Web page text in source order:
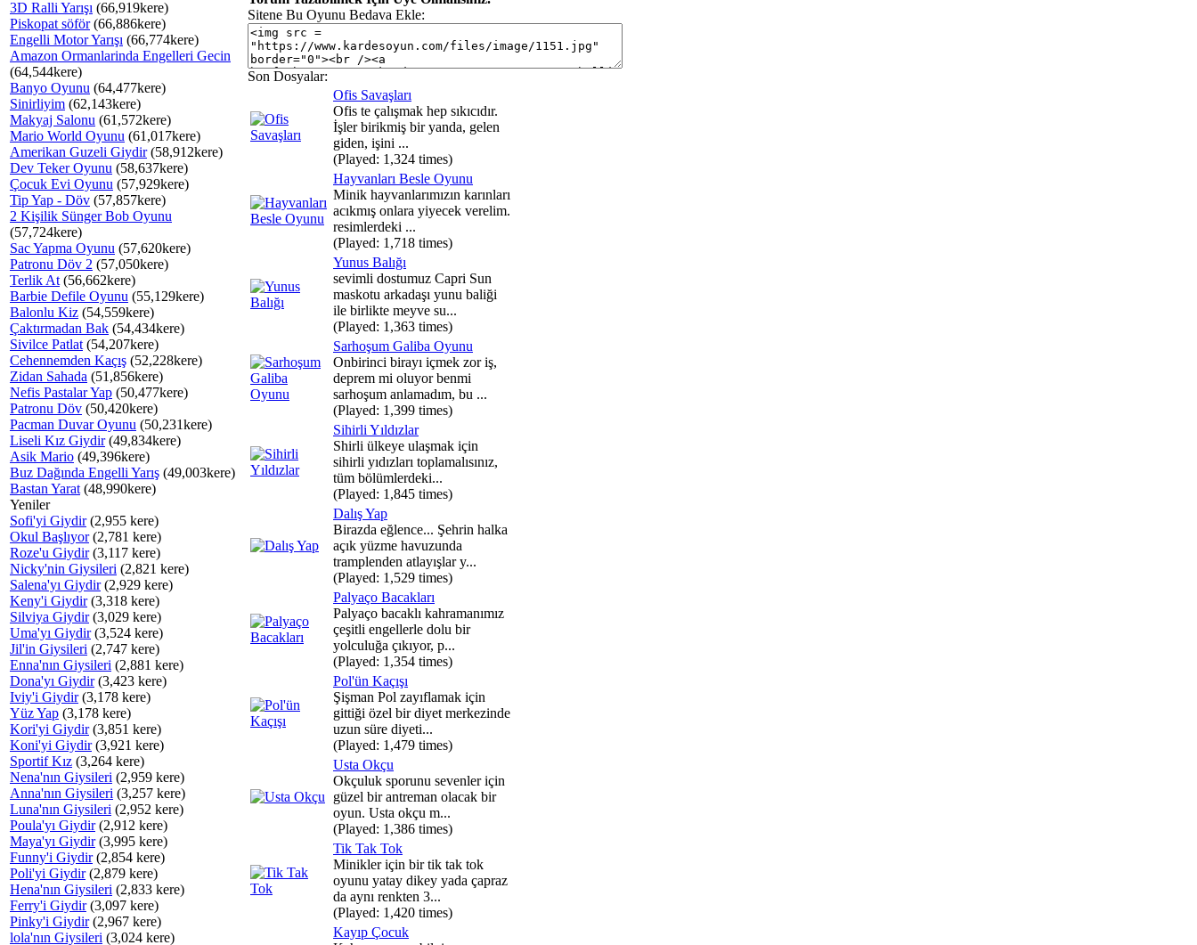
3D Ralli Yarışı (66,919kere)
Piskopat söför(66,886kere)
Engelli Motor Yarışı (66,774kere)
Amazon Ormanlarinda Engelleri Gecin
(64,544kere)
Banyo Oyunu (64,477kere)
Sinirliyim (62,143kere)
Makyaj Salonu (61,572kere)
Mario World Oyunu (61,017kere)
Amerikan Guzeli Giydir(58,912kere)
Dev Teker Oyunu (58,637kere)
Çocuk Evi Oyunu (57,929kere)
Tip Yap - Döv (57,857kere)
2 Kişilik Sünger Bob Oyunu
(57,724kere)
Sac Yapma Oyunu (57,620kere)
Patronu Döv 2 (57,050kere)
Terlik At (56,662kere)
Barbie Defile Oyunu (55,129kere)
Balonlu Kiz (54,559kere)
Çaktırmadan Bak (54,434kere)
Sivilce Patlat (54,207kere)
Cehennemden Kaçış (52,228kere)
Zidan Sahada (51,856kere)
Nefis Pastalar Yap (50,477kere)
Patronu Döv (50,420kere)
Pacman Duvar Oyunu (50,231kere)
Liseli Kız Giydir(49,834kere)
Asik Mario (49,396kere)
Buz Dağında Engelli Yarış (49,003kere)
Bastan Yarat (48,990kere)
Yeniler
Sofi'yi Giydir(2,955 kere)
Okul Başlıyor(2,781 kere)
Roze'u Giydir(3,117 kere)
Nicky'nin Giysileri (2,821 kere)
Salena'yı Giydir(2,929 kere)
Keny'i Giydir(3,318 kere)
Silviya Giydir(3,029 kere)
Uma'yı Giydir(3,524 kere)
Jil'in Giysileri (2,747 kere)
Enna'nın Giysileri (2,881 kere)
Dona'yı Giydir(3,423 kere)
Iviy'i Giydir(3,178 kere)
Yüz Yap (3,178 kere)
Kori'yi Giydir(3,851 kere)
Koni'yi Giydir(3,921 kere)
Sportif Kız (3,264 kere)
Nena'nın Giysileri (2,959 kere)
Anna'nın Giysileri (3,257 kere)
Luna'nın Giysileri (2,952 kere)
Poula'yı Giydir(2,912 kere)
Maya'yı Giydir(3,995 kere)
Funny'i Giydir(2,854 kere)
Poli'yi Giydir(2,879 kere)
Hena'nın Giysileri (2,833 kere)
Ferry'i Giydir(3,097 kere)
Pinky'i Giydir(2,967 kere)
lola'nın Giysileri (3,024 kere)
Sitene Bu Oyunu Bedava Ekle:
Son Dosyalar:
Ofis Savaşları
Ofis te çalışmak hep sıkıcıdır.
İşler birikmiş bir yanda, gelen
giden, işini ...
(Played: 1,324 times)
Hayvanları Besle Oyunu
Minik hayvanlarımızın karınları
acıkmış onlara yiyecek verelim.
resimlerdeki ...
(Played: 1,718 times)
Yunus Balığı
sevimli dostumuz Capri Sun
maskotu arkadaşı yunu baliği
ile birlikte meyve su...
(Played: 1,363 times)
Sarhoşum Galiba Oyunu
Onbirinci birayı içmek zor iş,
deprem mi oluyor benmi
sarhoşum anlamadım, bu ...
(Played: 1,399 times)
Sihirli Yıldızlar
Shirli ülkeye ulaşmak için
sihirli yıdızları toplamalısınız,
tüm bölümlerdeki...
(Played: 1,845 times)
Dalış Yap
Birazda eğlence... Şehrin halka
açık yüzme havuzunda
tramplenden atlayışlar y...
(Played: 1,529 times)
Palyaço Bacakları
Palyaço bacaklı kahramanımız
çeşitli engellerle dolu bir
yolculuğa çıkıyor, p...
(Played: 1,354 times)
Pol'ün Kaçışı
Şişman Pol zayıflamak için
gittiği özel bir diyet merkezinde
uzun süre diyeti...
(Played: 1,479 times)
Usta Okçu
Okçuluk sporunu sevenler için
güzel bir antreman olacak bir
oyun. Usta okçu m...
(Played: 1,386 times)
Tik Tak Tok
Minikler için bir tik tak tok
oyunu yatay dikey yada çapraz
da aynı renkten 3...
(Played: 1,420 times)
Kayıp Çocuk